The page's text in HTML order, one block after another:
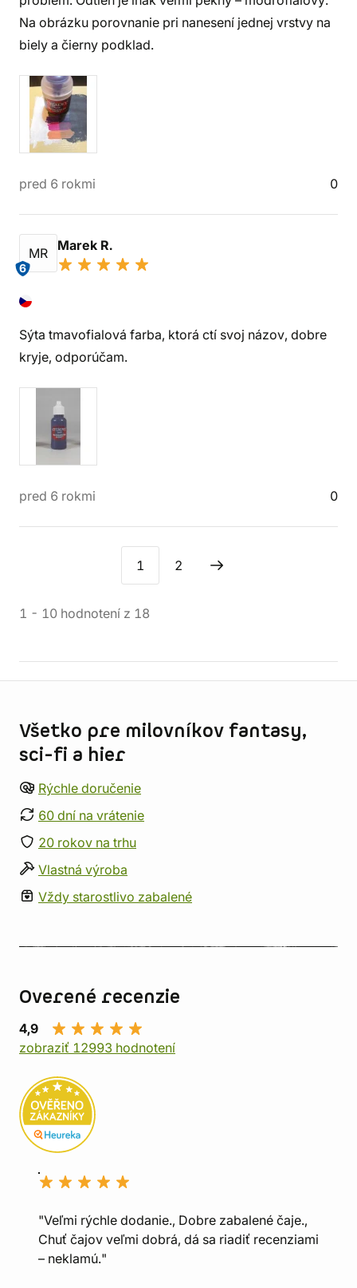
Na obrázku porovnanie pri nanesení jednej vrstvy na
biely a čierny podklad.
pred 6 rokmi 0
MR
6
Marek R.
Sýta tmavofialová farba, ktorá ctí svoj názov, dobre
kryje, odporúčam.
pred 6 rokmi 0
1 2
1 - 10 hodnotení z 18
Všetko pre milovníkov fantasy,
sci-fi a hier
Rýchle doručenie
60 dní na vrátenie
20 rokov na trhu
Vlastná výroba
Vždy starostlivo zabalené
Overené recenzie
4,9
zobraziť 12993 hodnotení
"Veľmi rýchle dodanie., Dobre zabalené čaje.,
Chuť čajov veľmi dobrá, dá sa riadiť recenziami
– neklamú."